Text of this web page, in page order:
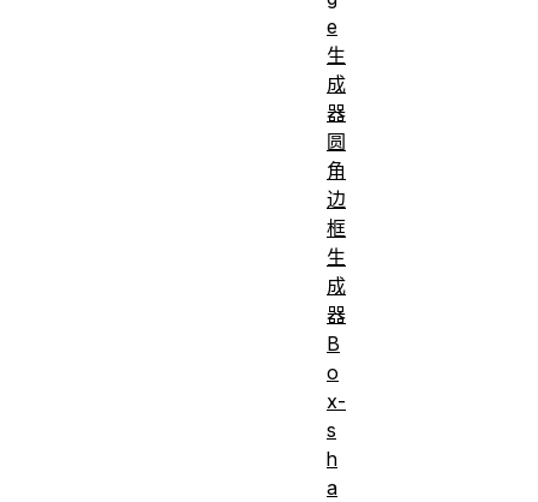
e
生
成
器
圆
角
边
框
生
成
器
B
o
x-
s
h
a